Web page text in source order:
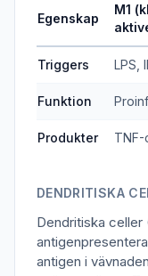
Egenskap
M1
Triggers LPS,
Funktion
Produkter TNF-
DENDRITISKA
Dendritiska
antigen i